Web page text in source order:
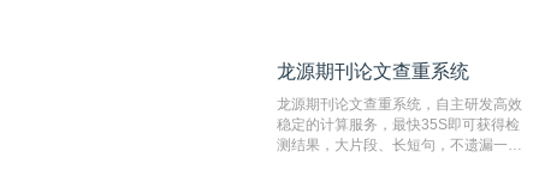
对，利用指纹索引快速而精准地在云检
有相似的片段，该项技术检测速度快、
准确率高，市场反映良好。
龙源期刊论文查重系统
龙源期刊论文查重系统，自主研发高效
稳定的计算服务，最快35S即可获得检
测结果，大片段、长短句，不遗漏一处